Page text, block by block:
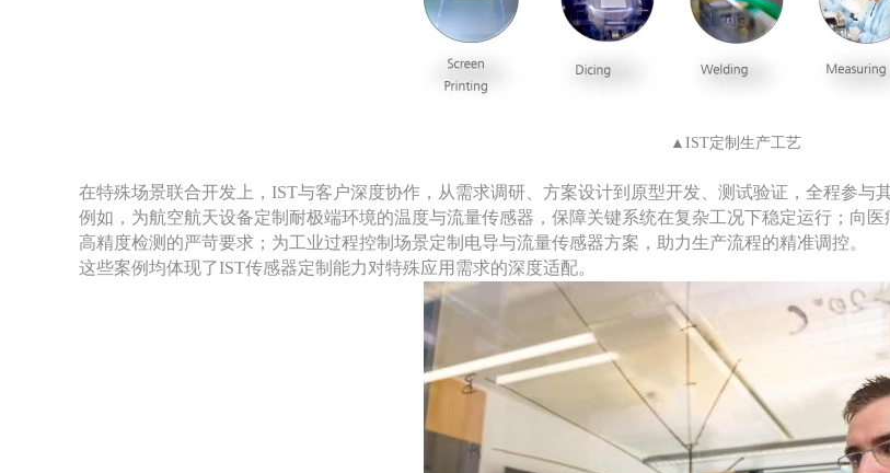
▲IST定制生产工艺
在特殊场景联合开发上， IST与客户深度协作，从需求调研、方案设计到原型开发、测试验证，全程参与其
例如，为航空航天设备定制耐极端环境的温度与流量传感器，保障关键系统在复杂工况下稳定运行；向
高精度检测的严苛要求；为工业过程控制场景定制电导与流量传感器方案，助力生产流程的精准调控。
这些案例均体现了IST传感器定制能力对特殊应用需求的深度适配。